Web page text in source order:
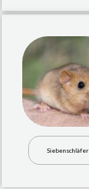
Siebenschläfer